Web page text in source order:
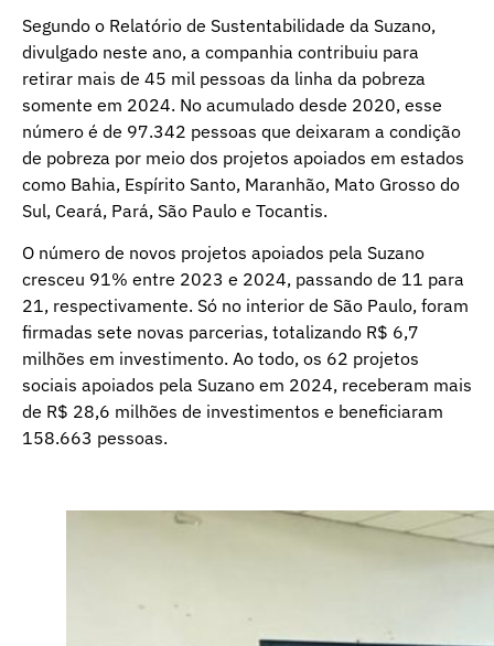
Segundo o Relatório de Sustentabilidade da Suzano,
divulgado neste ano, a companhia contribuiu para
retirar mais de 45 mil pessoas da linha da pobreza
somente em 2024. No acumulado desde 2020, esse
número é de 97.342 pessoas que deixaram a condição
de pobreza por meio dos projetos apoiados em estados
como Bahia, Espírito Santo, Maranhão, Mato Grosso do
Sul, Ceará, Pará, São Paulo e Tocantis.
O número de novos projetos apoiados pela Suzano
cresceu 91% entre 2023 e 2024, passando de 11 para
21, respectivamente. Só no interior de São Paulo, foram
firmadas sete novas parcerias, totalizando R$ 6,7
milhões em investimento. Ao todo, os 62 projetos
sociais apoiados pela Suzano em 2024, receberam mais
de R$ 28,6 milhões de investimentos e beneficiaram
158.663 pessoas.